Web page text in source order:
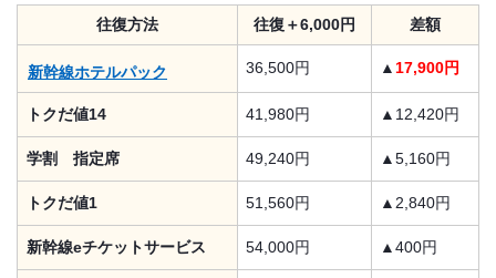
往復方法 往復＋6,000円 差額
新幹線ホテルパック 36,500円 ▲17,900円
トクだ値14 41,980円 ▲12,420円
学割 指定席 49,240円 ▲5,160円
トクだ値1 51,560円 ▲2,840円
新幹線eチケットサービス 54,000円 ▲400円